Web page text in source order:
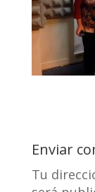
Enviar
Tu